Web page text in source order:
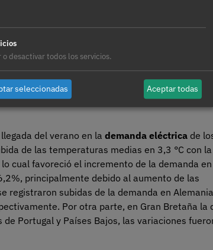
con el mismo período de 2019.
eólica deAleaSoftindican un aumento en todos
y Portugal.
REE y TERNA.
del verano en la demanda eléctricade
de las temperaturas medias en 3,3 °C con la
cual favoreció el incremento de la demanda
principalmente debido al aumento de las
registraron subidas de la demanda en
Por otra parte, en Gran Bretaña la
Portugal y Países Bajos, las variaciones
desactivar todos los servicios.
seleccionadas Aceptar todas